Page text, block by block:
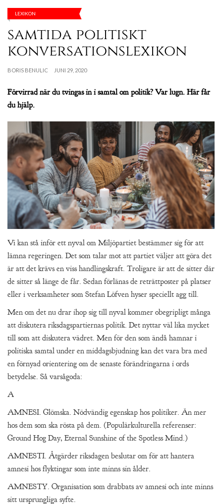
LEXIKON
samtida politiskt
konversationslexikon
BORIS BENULIC JUNI 29, 2020
Förvirrad när du tvingas in i samtal om politik? Var lugn. Här får
du hjälp.
Vi kan stå inför ett nyval om Miljöpartiet bestämmer sig för att
lämna regeringen. Det som talar mot att partiet väljer att göra det
är att det krävs en viss handlingskraft. Troligare är att de sitter där
de sitter så länge de får. Sedan förlänas de reträttposter på platser
eller i verksamheter som Stefan Löfven hyser speciellt agg till.
Men om det nu drar ihop sig till nyval kommer obegripligt många
att diskutera riksdagspartiernas politik. Det nyttar väl lika mycket
till som att diskutera vädret. Men för den som ändå hamnar i
politiska samtal under en middagsbjudning kan det vara bra med
en förnyad orientering om de senaste förändringarna i ords
betydelse. Så varsågoda:
A
AMNESI. Glömska. Nödvändig egenskap hos politiker. Än mer
hos dem som ska rösta på dem. (Populärkulturella referenser:
Ground Hog Day, Eternal Sunshine of the Spotless Mind.)
AMNESTI. Åtgärder riksdagen beslutar om för att hantera
amnesi hos flyktingar som inte minns sin ålder.
AMNESTY. Organisation som drabbats av amnesi och inte minns
sitt ursprungliga syfte.